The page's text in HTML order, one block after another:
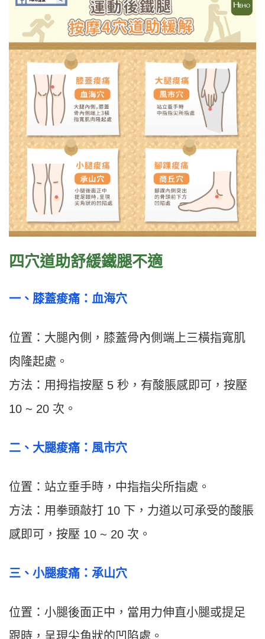
四穴道助舒緩鐵腿不適
一、 膝蓋痠痛：血海穴
位置：大腿內側，膝蓋骨內側端上三橫指寬肌
肉隆起處。
方法：用拇指按壓 5 秒，有酸脹感即可，按壓
10 ~ 20 次。
二、大腿痠痛：風市穴
位置：站立垂手時，中指指尖所指處。
方法：用拳頭敲打 10 下，力道以可承受的酸脹
感即可，按壓 10 ~ 20 次。
三、小腿痠痛：承山穴
位置：小腿後面正中，當用力伸直小腿或提足
跟時，呈現尖角狀的凹陷處。